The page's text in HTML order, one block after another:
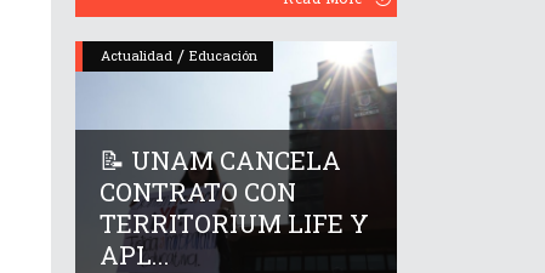
Actualidad / Educación
📝 UNAM CANCELA
CONTRATO CON
TERRITORIUM LIFE Y
APL...